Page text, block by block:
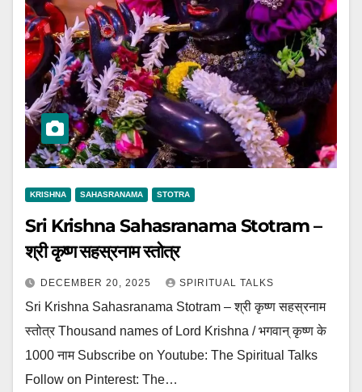
KRISHNA SAHASRANAMA STOTRA
Sri Krishna Sahasranama Stotram –
श्री कृष्ण सहस्रनाम स्तोत्र
DECEMBER 20, 2025 SPIRITUAL TALKS
Sri Krishna Sahasranama Stotram – श्री कृष्ण सहस्रनाम
स्तोत्र Thousand names of Lord Krishna / भगवान् कृष्ण के
1000 नाम Subscribe on Youtube: The Spiritual Talks
Follow on Pinterest: The…